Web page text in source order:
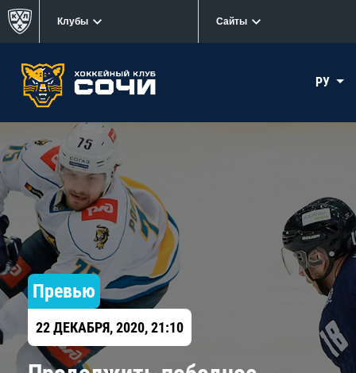
Клубы Сайты
РУ
Превью
22 ДЕКАБРЯ, 2020, 21:10